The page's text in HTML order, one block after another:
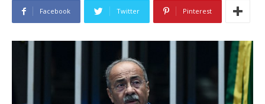
Facebook Twitter Pinterest